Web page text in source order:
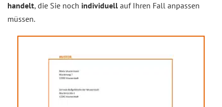
handelt, die Sie noch individuell auf Ihren Fall anpassen
müssen.